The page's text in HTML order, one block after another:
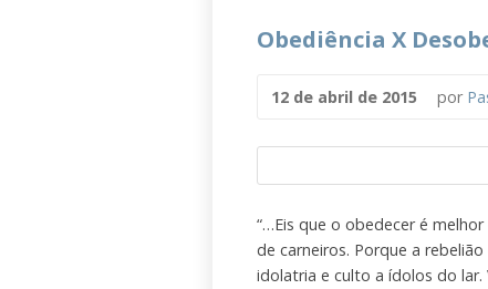
Obediência X
12 de abril de 2015 por
“…Eis que o obedecer é
de carneiros. Porque a
idolatria e culto a ídolos do